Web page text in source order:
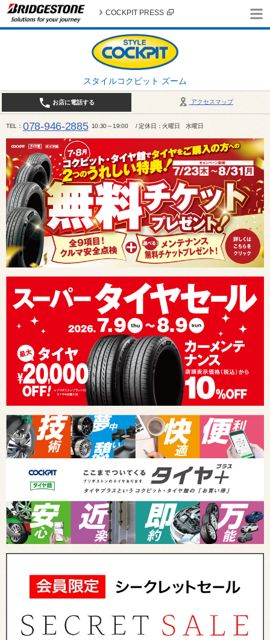
スタイルコクピット ズーム
COCKPIT PRESS
アクセスマップ
お店に電話する
TEL 078-946-2885 10:30～19:00 / 定休日：火曜日 水曜日